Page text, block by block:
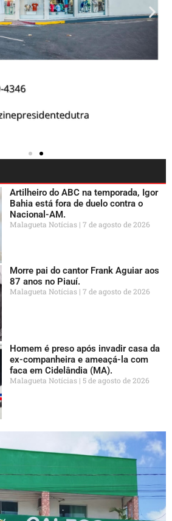
Artilheiro do ABC na temporada, Igor
Bahia está fora de duelo contra o
Nacional-AM.
Malagueta Notícias 7 de agosto de 2026
Morre pai do cantor Frank Aguiar aos
87 anos no Piauí.
Malagueta Notícias 7 de agosto de 2026
Homem é preso após invadir casa da
ex-companheira e ameaçá-la com
faca em Cidelândia (MA).
Malagueta Notícias 5 de agosto de 2026